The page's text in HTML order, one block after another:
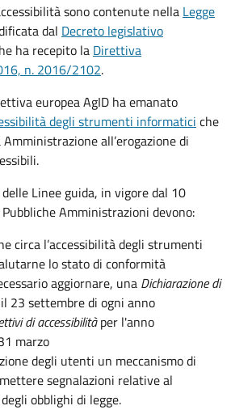
sono contenute nella Legge
dal Decreto legislativo
ha recepito la Direttiva
n. 2016/2102.
europea AgID ha emanato
degli strumenti informatici che
all’erogazione di
Linee guida, in vigore dal 10
Amministrazioni devono:
circa l’accessibilità degli strumenti
lo stato di conformità
aggiornare, una Dichiarazione di
23 settembre di ogni anno
di accessibilitàper l'anno
marzo
degli utenti un meccanismo di
segnalazioni relative al
obblighi di legge.